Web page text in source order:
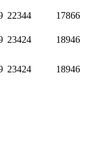
22344
17866
23424
18946
23424 18946